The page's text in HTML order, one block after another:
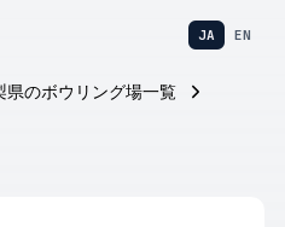
JA EN
県のボウリング場一覧